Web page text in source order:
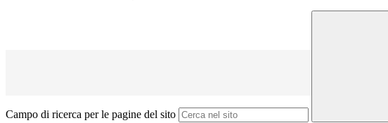
Campo di ricerca per le pagine del sito